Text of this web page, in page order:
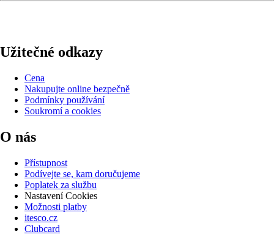
Užitečné odkazy
Cena
Nakupujte online bezpečně
Podmínky používání
Soukromí a cookies
O nás
Přístupnost
Podívejte se, kam doručujeme
Poplatek za službu
Nastavení Cookies
Možnosti platby
itesco.cz
Clubcard